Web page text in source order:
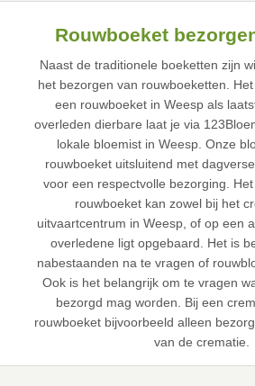
Rouwboeket
Naast de traditionele boeketten zijn
het bezorgen van rouwboeketten.
een rouwboeket in Weesp als
overleden dierbare laat je via
lokale bloemist in Weesp. Onze
rouwboeket uitsluitend met
voor een respectvolle bezorging.
rouwboeket kan zowel bij het
uitvaartcentrum in Weesp, of op een
overledene ligt opgebaard. Het is
nabestaanden na te vragen of
Ook is het belangrijk om te vragen
bezorgd mag worden. Bij een
rouwboeket bijvoorbeeld alleen
van de crematie.